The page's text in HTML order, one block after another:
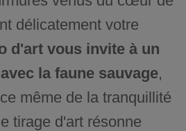
délicatement votre
d'art vous invite à un
la faune sauvage,
même de la tranquillité
tirage d'art résonne